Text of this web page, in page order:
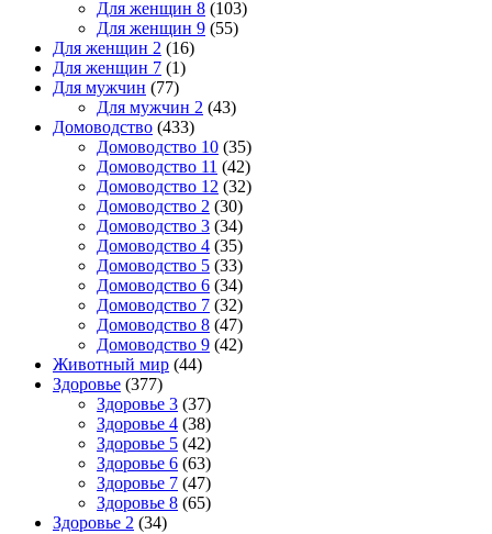
Для женщин 8 (103)
Для женщин 9 (55)
Для женщин 2 (16)
Для женщин 7 (1)
Для мужчин (77)
Для мужчин 2 (43)
Домоводство (433)
Домоводство 10 (35)
Домоводство 11 (42)
Домоводство 12 (32)
Домоводство 2 (30)
Домоводство 3 (34)
Домоводство 4 (35)
Домоводство 5 (33)
Домоводство 6 (34)
Домоводство 7 (32)
Домоводство 8 (47)
Домоводство 9 (42)
Животный мир (44)
Здоровье (377)
Здоровье 3 (37)
Здоровье 4 (38)
Здоровье 5 (42)
Здоровье 6 (63)
Здоровье 7 (47)
Здоровье 8 (65)
Здоровье 2 (34)